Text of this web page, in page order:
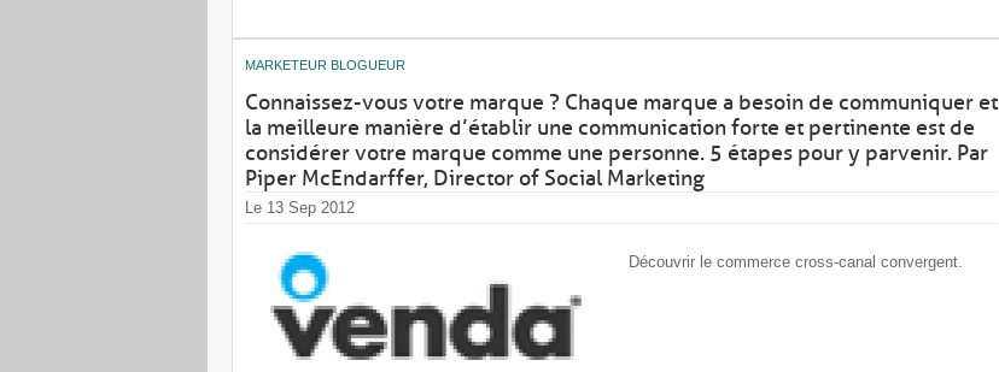
MARKETEUR BLOGUEUR
Connaissez-vous votre marque ? Chaque marque a besoin de communiquer et
la meilleure manière d’établir une communication forte et pertinente est de
considérer votre marque comme une personne. 5 étapes pour y parvenir. Par
Piper McEndarffer, Director of Social Marketing
Le 13 Sep 2012
Découvrir le commerce cross-canal convergent.